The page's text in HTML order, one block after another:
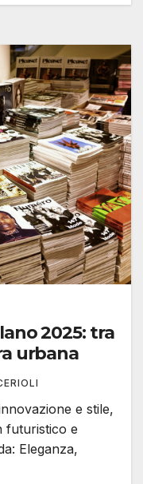
2025: tra
urbana
e stile,
futuristico e
Eleganza,